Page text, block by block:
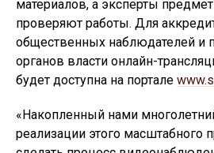
материалов, а эксперты
проверяют работы. Для
общественных наблюдателей и
органов власти онлайн-
будет доступна на портале
«Накопленный нами
реализации этого масштабного